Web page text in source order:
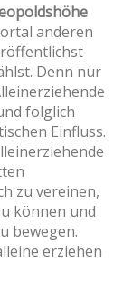
anderen
Denn nur
folglich
Einfluss.
zu vereinen,
können und
bewegen.
erziehen